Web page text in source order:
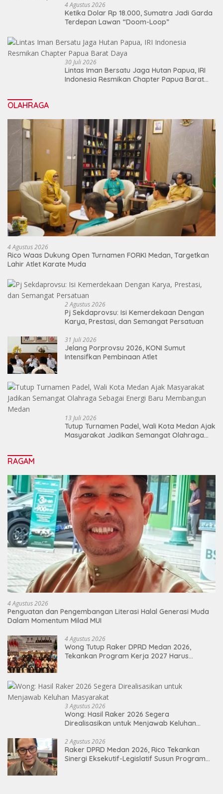
4 Agustus 2026
Ketika Dolar Rp 18.000, Sumatra Jadi Garda
Terdepan Lawan “Doom-Loop”
30 Juli 2026
Lintas Iman Bersatu Jaga Hutan Papua, IRI
Indonesia Resmikan Chapter Papua Barat
OLAHRAGA
4 Agustus 2026
Rico Waas Dukung Open Turnamen FORKI Medan, Targetkan
Lahir Atlet Karate Muda
2 Agustus 2026
Pj Sekdaprovsu: Isi Kemerdekaan Dengan
Karya, Prestasi, dan Semangat Persatuan
31 Juli 2026
Jelang Porprovsu 2026, KONI Sumut
Intensifkan Pembinaan Atlet
13 Juli 2026
Tutup Turnamen Padel, Wali Kota Medan Ajak
Masyarakat Jadikan Semangat Olahraga
RAGAM
4 Agustus 2026
Penguatan dan Pengembangan Literasi Halal Generasi Muda
Dalam Momentum Milad MUI
4 Agustus 2026
Wong Tutup Raker DPRD Medan 2026,
Tekankan Program Kerja 2027 Harus
3 Agustus 2026
Wong: Hasil Raker 2026 Segera
Direalisasikan untuk Menjawab Keluhan
2 Agustus 2026
Raker DPRD Medan 2026, Rico Tekankan
Sinergi Eksekutif-Legislatif Susun Program